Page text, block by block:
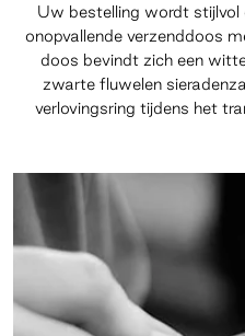
Uw bestelling wordt stijlvol
onopvallende verzenddoos
doos bevindt zich een
zwarte fluwelen
verlovingsring tijdens het